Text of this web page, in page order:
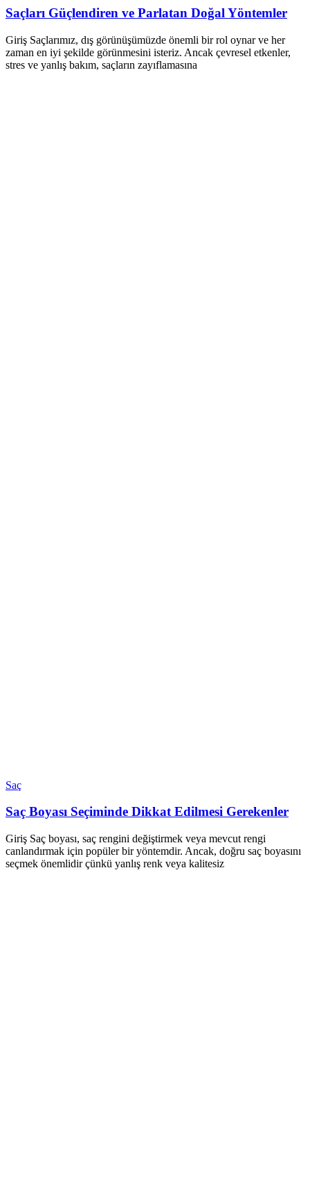
Saçları Güçlendiren ve Parlatan Doğal Yöntemler
Giriş Saçlarımız, dış görünüşümüzde önemli bir rol oynar ve her
zaman en iyi şekilde görünmesini isteriz. Ancak çevresel etkenler,
stres ve yanlış bakım, saçların zayıflamasına
Saç
Saç Boyası Seçiminde Dikkat Edilmesi Gerekenler
Giriş Saç boyası, saç rengini değiştirmek veya mevcut rengi
canlandırmak için popüler bir yöntemdir. Ancak, doğru saç boyasını
seçmek önemlidir çünkü yanlış renk veya kalitesiz